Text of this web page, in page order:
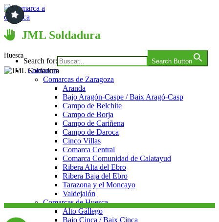
Saltar
al
contenido
Comarca a comarca
Search for: Search Button
Comarcas
Comarcas de Zaragoza
Aranda
Bajo Aragón-Caspe / Baix Aragó-Casp
Campo de Belchite
Campo de Borja
Campo de Cariñena
Campo de Daroca
Cinco Villas
Comarca Central
Comarca Comunidad de Calatayud
Ribera Alta del Ebro
Ribera Baja del Ebro
Tarazona y el Moncayo
Valdejalón
Comarcas de Huesca
Alto Gállego
Bajo Cinca / Baix Cinca
JML Soldadura
Huesca